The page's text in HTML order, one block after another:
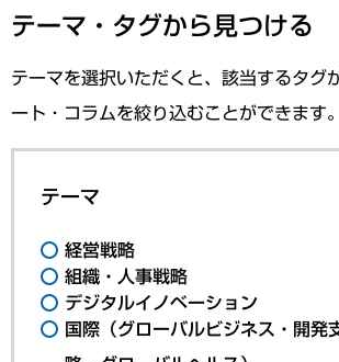
テーマ・タグから見つける
テーマを選択いただくと、該当するタグ
ート・コラムを絞り込むことができます。
テーマ
経営戦略
組織・人事戦略
デジタルイノベーション
国際（グローバルビジネス・開発